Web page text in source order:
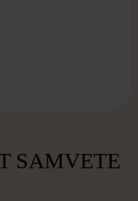
SAMVETE